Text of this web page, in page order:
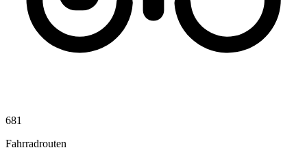
681
Fahrradrouten